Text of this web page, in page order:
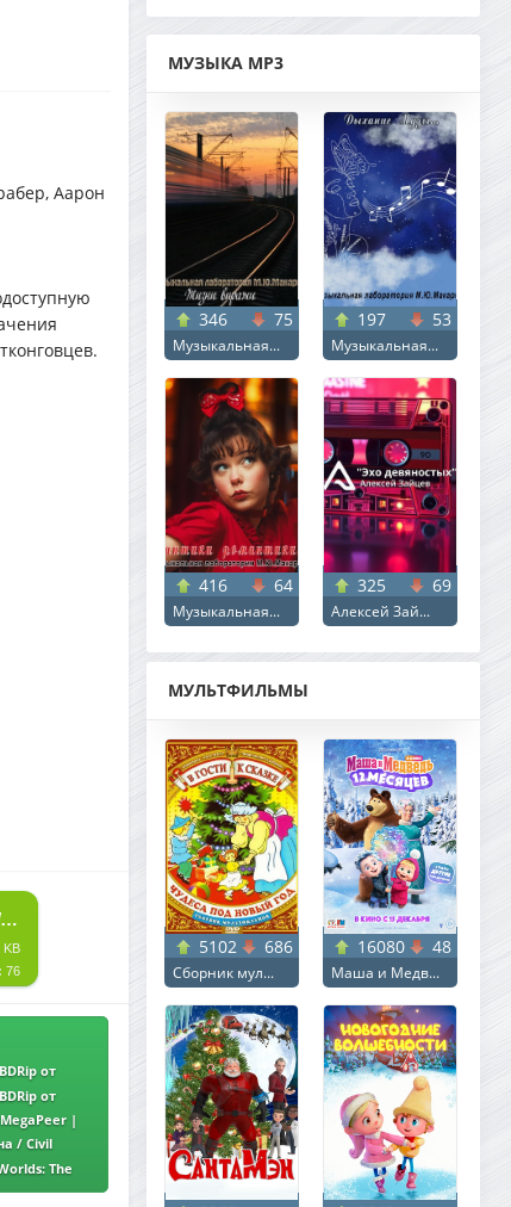
Аарон
СКАЧАТЬ ТОРРЕНТ ПЕРВОБЫТНАЯ ВОЙНА / PRIMITIVE WAR (2025) BDRIP ОТ MEGAPEER | P2 | VIRUSEPROJECT
KB
76
от
от
|
/ Civil
The
МУЗЫКА MP3
346 75
Музыкальная...
197 53
Музыкальная...
416 64
Музыкальная...
325 69
Алексей Зай...
МУЛЬТФИЛЬМЫ
5102 686
Сборник мул...
16080 48
Маша и Медв...